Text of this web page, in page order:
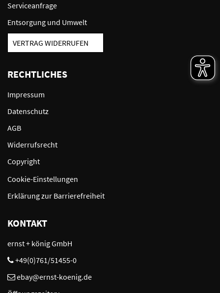
Serviceanfrage
Entsorgung und Umwelt
VERTRAG WIDERRUFEN
RECHTLICHES
Impressum
Datenschutz
AGB
Widerrufsrecht
Copyright
Cookie-Einstellungen
Erklärung zur Barrierefreiheit
KONTAKT
ernst + könig GmbH
+49(0)761/51455-0
ebay@ernst-koenig.de